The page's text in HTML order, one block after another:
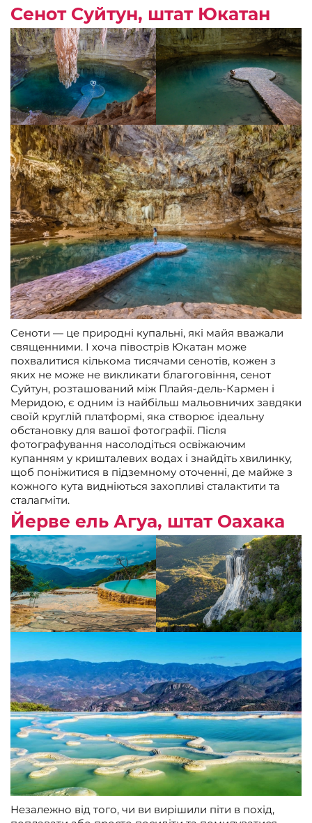
Сенот Суйтун, штат Юкатан
Сеноти — це природні купальні, які майя вважали
священними. І хоча півострів Юкатан може
похвалитися кількома тисячами сенотів, кожен з
яких не може не викликати благоговіння, сенот
Суйтун, розташований між Плайя-дель-Кармен і
Меридою, є одним із найбільш мальовничих завдяки
своїй круглій платформі, яка створює ідеальну
обстановку для вашої фотографії. Після
фотографування насолодіться освіжаючим
купанням у кришталевих водах і знайдіть хвилинку,
щоб поніжитися в підземному оточенні, де майже з
кожного кута видніються захопливі сталактити та
сталагміти.
Йерве ель Агуа, штат Оахака
Незалежно від того, чи ви вирішили піти в похід,